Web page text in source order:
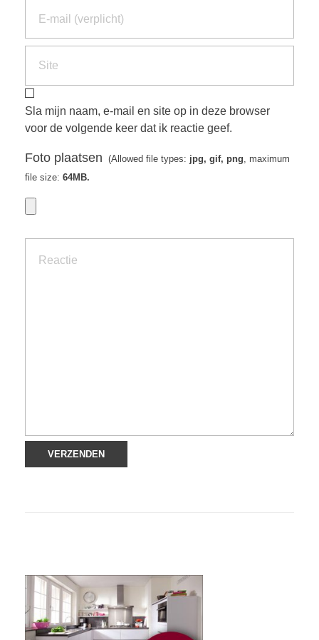
Sla mijn naam, e-mail en site op in deze browser
voor de volgende keer dat ik reactie geef.
Foto plaatsen (Allowed file types: jpg, gif, png , maximum
file size: 64MB.